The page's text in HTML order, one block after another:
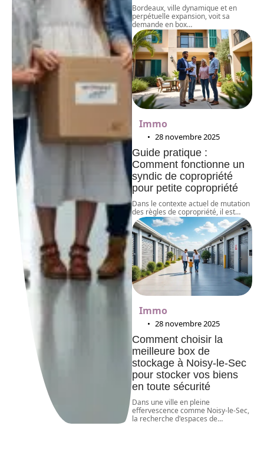
Bordeaux, ville dynamique et en
perpétuelle expansion, voit sa
demande en box…
Immo
28 novembre 2025
Guide pratique :
Comment fonctionne un
syndic de copropriété
pour petite copropriété
Dans le contexte actuel de mutation
des règles de copropriété, il est…
Immo
28 novembre 2025
Comment choisir la
meilleure box de
stockage à Noisy-le-Sec
pour stocker vos biens
en toute sécurité
Dans une ville en pleine
effervescence comme Noisy-le-Sec,
la recherche d'espaces de…